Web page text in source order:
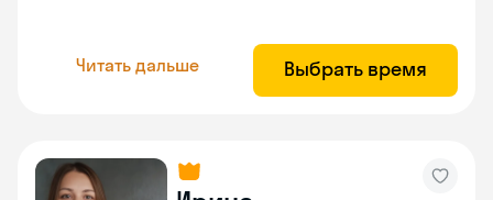
Читать дальше Выбрать время